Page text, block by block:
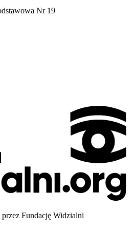
Nr 19
Fundację Widzialni